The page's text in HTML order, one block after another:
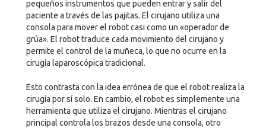
pequeños instrumentos que pueden entrar y salir del
paciente a través de las pajitas. El cirujano utiliza una
consola para mover el robot casi como un «operador de
grúa». El robot traduce cada movimiento del cirujano y
permite el control de la muñeca, lo que no ocurre en la
cirugía laparoscópica tradicional.
Esto contrasta con la idea errónea de que el robot realiza la
cirugía por sí solo. En cambio, el robot es simplemente una
herramienta que utiliza el cirujano. Mientras el cirujano
principal controla los brazos desde una consola, otro